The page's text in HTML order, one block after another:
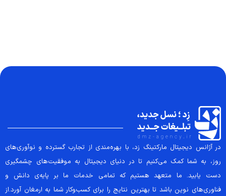
در آژانس دیجیتال مارکتینگ زد، با بهره‌مندی از تجارب گسترده و نوآوری‌های
روز، به شما کمک می‌کنیم تا در دنیای دیجیتال به موفقیت‌های چشمگیری
دست یابید. ما متعهد هستیم که تمامی خدمات ما بر پایه‌ی دانش و
فناوری‌های نوین باشد تا بهترین نتایج را برای کسب‌وکار شما به ارمغان آورد.از